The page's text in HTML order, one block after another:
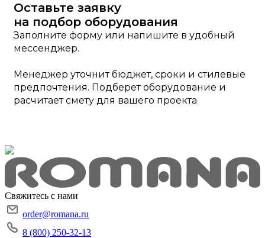
Оставьте заявку
на подбор оборудования
Заполните форму или напишите в удобный
мессенджер.
Менеджер уточнит бюджет, сроки и стилевые
предпочтения. Подберет оборудование и
расчитает смету для вашего проекта
Свяжитесь с нами
order@romana.ru
8 (800) 250-32-13